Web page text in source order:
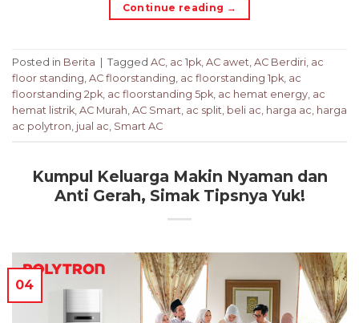
Continue reading →
Posted in Berita Tagged AC, ac 1pk, AC awet, AC Berdiri, ac
floor standing, AC floorstanding, ac floorstanding 1pk, ac
floorstanding 2pk, ac floorstanding 5pk, ac hemat energy, ac
hemat listrik, AC Murah, AC Smart, ac split, beli ac, harga ac, harga
ac polytron, jual ac, Smart AC
Kumpul Keluarga Makin Nyaman dan
Anti Gerah, Simak Tipsnya Yuk!
04